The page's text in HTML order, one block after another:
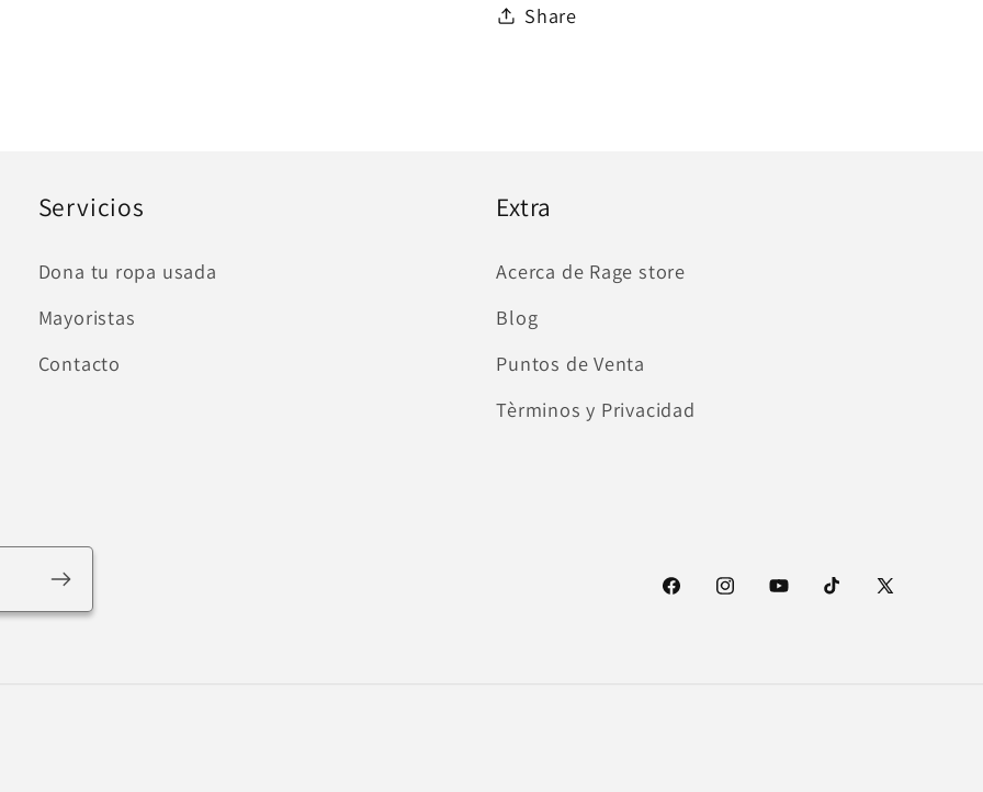
Share
Servicios
Dona tu ropa usada
Mayoristas
Contacto
Extra
Acerca de Rage store
Blog
Puntos de Venta
Tèrminos y Privacidad
FacebookInstagramYouTubeTikTokX